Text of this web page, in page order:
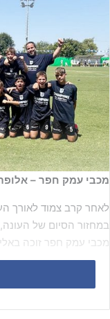
מכבי עמק חפר – אלופת ילדים
לאחר קרב צמוד לאורך
מכבי עמק חפר זוכה
קבוצתו של מאיר טלבי,